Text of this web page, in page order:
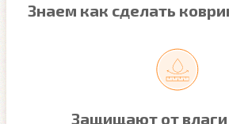
Знаем как сделать
Защищают от